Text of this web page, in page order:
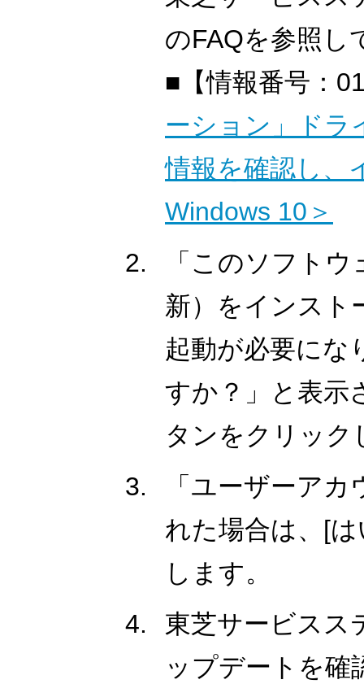
のFAQを参照し
■【情報番号：
ーション」ドラ
情報を確認し、
Windows 10＞
「このソフト
新）をインスト
起動が必要にな
すか？」と表示
タンをクリック
「ユーザーア
れた場合は、[
します。
東芝サービスス
ップデートを確